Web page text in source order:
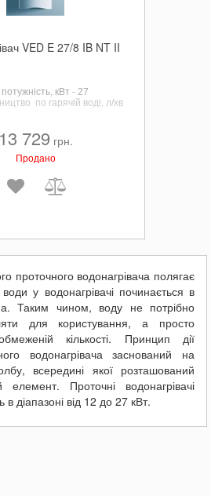
VED E 27/8 IB NT II
кВт - 27
по гарячій воді, л/хв
13 729 грн.
Продано
проточного водонагрівача полягає
у водонагрівачі починається в
Таким чином, воду не потрібно
для користування, а просто
кількості. Принцип дії
водонагрівача заснований на
всередині якої розташований
елемент. Проточні водонагрівачі
в діапазоні від 12 до 27 кВт.